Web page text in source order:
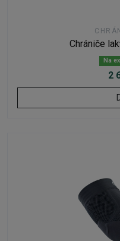
Chrániče
Na
2